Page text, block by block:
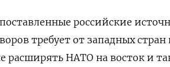
российские
требует от западных
расширять НАТО на восток и